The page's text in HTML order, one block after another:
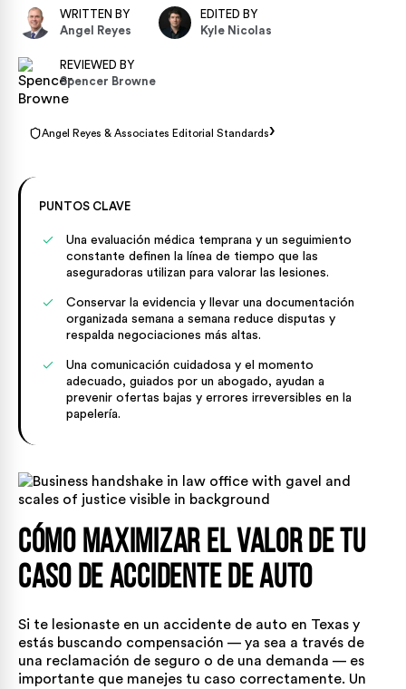
WRITTEN BY
Angel Reyes
EDITED BY
Kyle Nicolas
REVIEWED BY
Spencer Browne
Angel Reyes & Associates Editorial Standards›
PUNTOS CLAVE
Una evaluación médica temprana y un seguimiento
constante definen la línea de tiempo que las
aseguradoras utilizan para valorar las lesiones.
Conservar la evidencia y llevar una documentación
organizada semana a semana reduce disputas y
respalda negociaciones más altas.
Una comunicación cuidadosa y el momento
adecuado, guiados por un abogado, ayudan a
prevenir ofertas bajas y errores irreversibles en la
papelería.
Cómo maximizar el valor de tu
caso de accidente de auto
Si te lesionaste en un accidente de auto en Texas y
estás buscando compensación — ya sea a través de
una reclamación de seguro o de una demanda — es
importante que manejes tu caso correctamente. Un